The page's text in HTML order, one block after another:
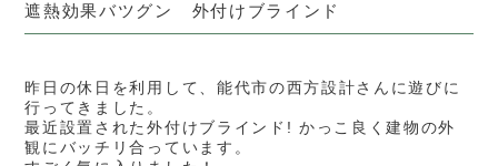
遮熱効果バツグン 外付けブラインド
昨日の休日を利用して、能代市の西方設計さんに遊びに
行ってきました。
最近設置された外付けブラインド! かっこ良く建物の外
観にバッチリ合っています。